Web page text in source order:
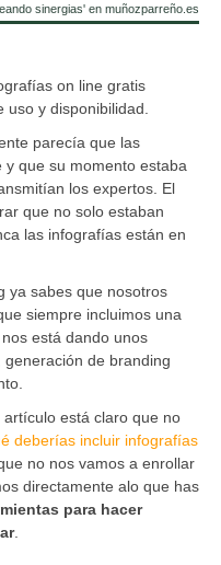
sinergias' en muñozparreño.es
on line gratis
y disponibilidad.
parecía que las
que su momento estaba
los expertos. El
que no solo estaban
las infografías están en
ya sabes que nosotros
siempre incluimos una
está dando unos
de branding
está claro que no
deberías incluir infografías
que no nos vamos a enrollar
directamente alo que has
para hacer
.